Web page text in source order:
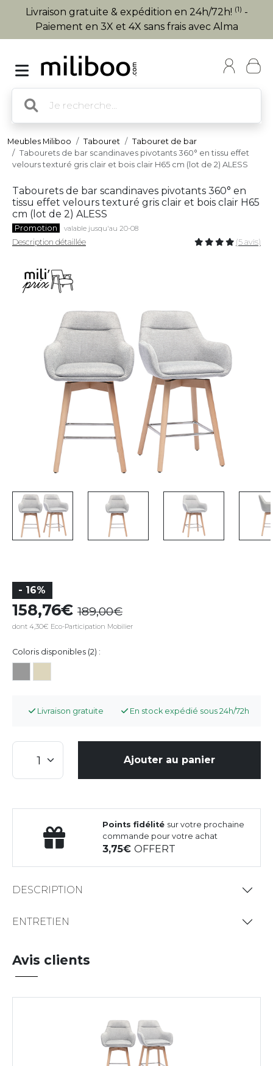
Livraison gratuite & expédition en 24h/72h! (1) -
Paiement en 3X et 4X sans frais avec Alma
Meubles Miliboo Tabouret
Tabouret de bar
Tabourets de bar scandinaves pivotants 360° en tissu effet
velours texturé gris clair et bois clair H65 cm (lot de 2) ALESS
Tabourets de bar scandinaves pivotants 360° en
tissu effet velours texturé gris clair et bois clair H65
cm (lot de 2) ALESS
Promotion valable jusqu'au 20-08
Description détaillée (5 avis)
- 16%
158,76 189,00
dont 4,30€ Eco-Participation Mobilier
Coloris disponibles (2) :
Livraison gratuite En stock expédié sous 24h/72h
Ajouter au panier
Points fidélité sur votre prochaine
commande pour votre achat
3,75OFFERT
DESCRIPTION
ENTRETIEN
Avis clients